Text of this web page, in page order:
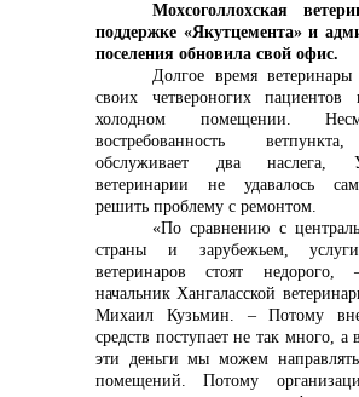
Контакты
+7 (423) 234 50 50
info@vostokcement.ru
Мохсоголлохская
поддержке «Якутцемента» и
поселения обновила свой офис.
Долгое время
своих четвероногих пациентов
холодном помещении.
востребованность
обслуживает два наслега,
ветеринарии не удавалось
решить проблему с ремонтом.
«По сравнению с
страны и зарубежьем,
ветеринаров стоят недорого,
начальник Хангаласской
Михаил Кузьмин. – Потому
средств поступает не так много, а
эти деньги мы можем
помещений. Потому